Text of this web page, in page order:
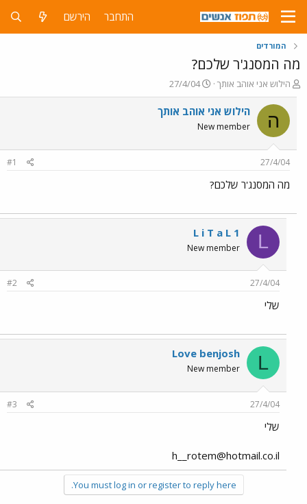
התחבר הירשם
המורדים
מה המסנג'ר שלכם?
פ
ו
ת
ח
ה
ש
א
הילוש אני אוהב אותך
פ
ו
ר
ם
27/4/04
ה הילוש אני אוהב אותך
New member
27/4/04
#1
מה המסנג'ר שלכם?
L
L i T a L 1
New member
27/4/04
#2
שלי
L
Love benjosh
New member
27/4/04
#3
שלי
h__rotem@hotmail.co.il
You must log in or register to reply here.